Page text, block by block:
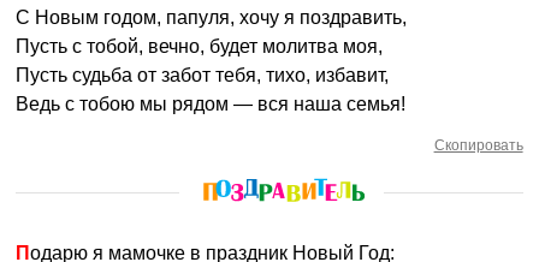
С Новым годом, папуля, хочу я поздравить,
Пусть с тобой, вечно, будет молитва моя,
Пусть судьба от забот тебя, тихо, избавит,
Ведь с тобою мы рядом — вся наша семья!
Скопировать
Подарю я мамочке в праздник Новый Год: